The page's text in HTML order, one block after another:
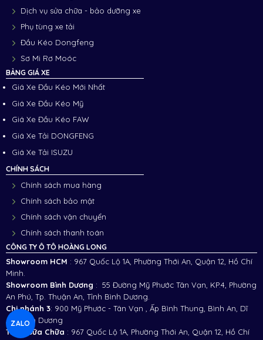
Dịch vụ sửa chữa - bảo dưỡng xe
Phụ tùng xe tải
Đầu Kéo Dongfeng
Sơ Mi Rơ Moóc
BẢNG GIÁ XE
Giá Xe Đầu Kéo Mới Nhất
Giá Xe Đầu Kéo Mỹ
Giá Xe Đầu Kéo FAW
Giá Xe Tải DONGFENG
Giá Xe Tải ISUZU
CHÍNH SÁCH
Chính sách mua hàng
Chính sách bảo mật
Chính sách vận chuyển
Chính sách thanh toán
CÔNG TY Ô TÔ HOÀNG LONG
Showroom HCM : 967 Quốc Lộ 1A, Phường Thới An, Quận 12, Hồ Chí
Minh.
Showroom Bình Dương : 55 Đường Mỹ Phước Tân Vạn, KP.4, Phường
An Phú, Tp. Thuận An, Tỉnh Bình Dương.
Chi nhánh 3: 900 Mỹ Phước - Tân Vạn , Ấp Bình Thung, Bình An, Dĩ
An, Bình Dương
Trạm Sữa Chữa : 967 Quốc Lộ 1A, Phường Thới An, Quận 12, Hồ Chí
ZALO